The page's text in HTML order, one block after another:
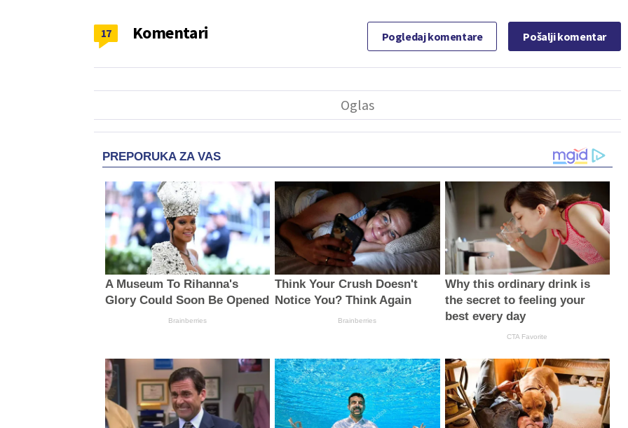
Komentari
17 Pogledaj komentare Pošalji komentar
PREPORUKA ZA VAS
A Museum To Rihanna's
Glory Could Soon Be Opened
Brainberries
Think Your Crush Doesn't
Notice You? Think Again
Brainberries
Why this ordinary drink is
the secret to feeling your
best every day
CTA Favorite